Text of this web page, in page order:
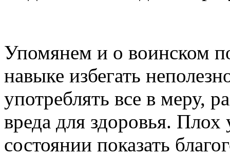
Упомянем и о воинском
навыке избегать
употреблять все в меру,
вреда для здоровья.
состоянии показать